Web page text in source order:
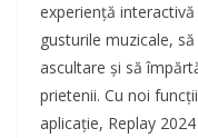
experiență
gusturile muzicale,
ascultare și să
prietenii. Cu noi
aplicație, Replay